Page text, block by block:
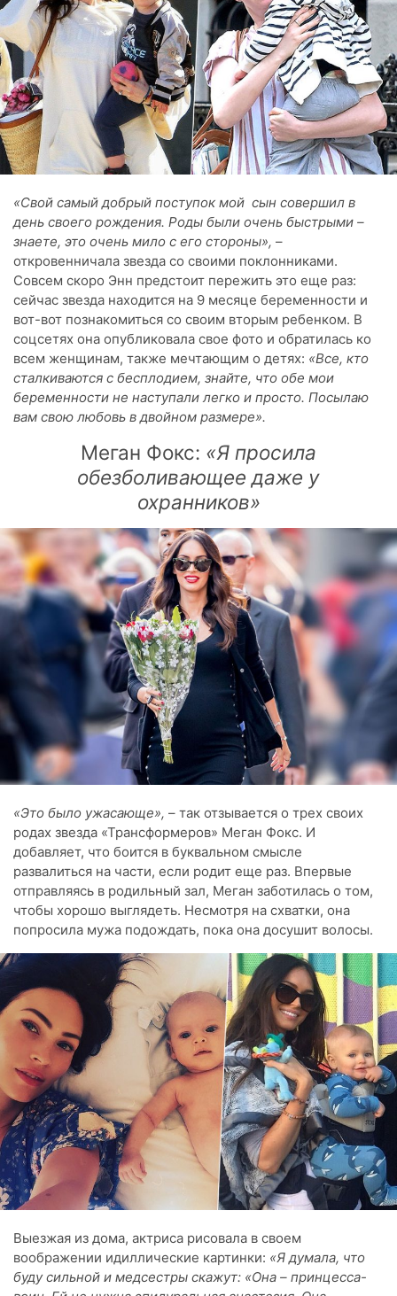
«Свой самый добрый поступок мой сын совершил в
день своего рождения. Роды были очень быстрыми –
знаете, это очень мило с его стороны», –
откровенничала звезда со своими поклонниками.
Совсем скоро Энн предстоит пережить это еще раз:
сейчас звезда находится на 9 месяце беременности и
вот-вот познакомиться со своим вторым ребенком. В
соцсетях она опубликовала свое фото и обратилась ко
всем женщинам, также мечтающим о детях: «Все, кто
сталкиваются с бесплодием, знайте, что обе мои
беременности не наступали легко и просто. Посылаю
вам свою любовь в двойном размере».
Меган Фокс: «Я просила
обезболивающее даже у
охранников»
«Это было ужасающе», – так отзывается о трех своих
родах звезда «Трансформеров» Меган Фокс. И
добавляет, что боится в буквальном смысле
развалиться на части, если родит еще раз. Впервые
отправляясь в родильный зал, Меган заботилась о том,
чтобы хорошо выглядеть. Несмотря на схватки, она
попросила мужа подождать, пока она досушит волосы.
Выезжая из дома, актриса рисовала в своем
воображении идиллические картинки: «Я думала, что
буду сильной и медсестры скажут: «Она – принцесса-